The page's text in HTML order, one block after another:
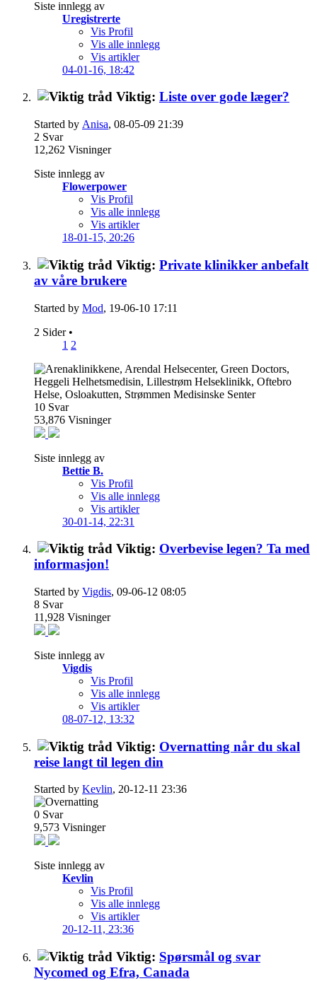
Siste innlegg av
Uregistrerte
Vis Profil
Vis alle innlegg
Vis artikler
04-01-16, 18:42
Viktig: Liste over gode læger?
Started by Anisa, 08-05-09 21:39
2 Svar
12,262 Visninger
Siste innlegg av
Flowerpower
Vis Profil
Vis alle innlegg
Vis artikler
18-01-15, 20:26
Viktig: Private klinikker anbefalt
av våre brukere
Started by Mod, 19-06-10 17:11
2 Sider •
1 2
10 Svar
53,876 Visninger
Siste innlegg av
Bettie B.
Vis Profil
Vis alle innlegg
Vis artikler
30-01-14, 22:31
Viktig: Overbevise legen? Ta med
informasjon!
Started by Vigdis, 09-06-12 08:05
8 Svar
11,928 Visninger
Siste innlegg av
Vigdis
Vis Profil
Vis alle innlegg
Vis artikler
08-07-12, 13:32
Viktig: Overnatting når du skal
reise langt til legen din
Started by Kevlin, 20-12-11 23:36
0 Svar
9,573 Visninger
Siste innlegg av
Kevlin
Vis Profil
Vis alle innlegg
Vis artikler
20-12-11, 23:36
Viktig: Spørsmål og svar
Nycomed og Efra, Canada